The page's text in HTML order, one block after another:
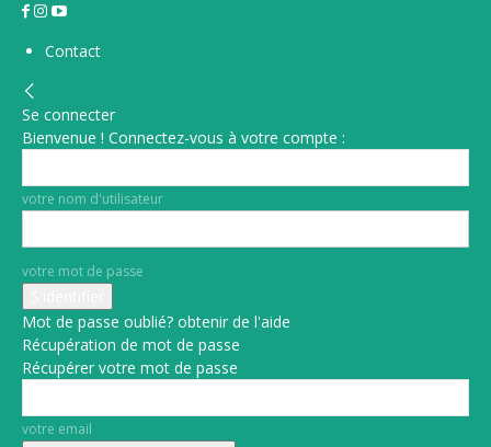
Contact
Se connecter
Bienvenue ! Connectez-vous à votre compte :
votre nom d'utilisateur
votre mot de passe
Mot de passe oublié? obtenir de l'aide
Récupération de mot de passe
Récupérer votre mot de passe
votre email